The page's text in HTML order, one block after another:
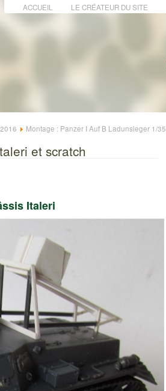
ACCUEIL LE CRÉATEUR DU SITE
Montage : Panzer I Auf B Ladunsleger 1/35
et scratch
Italeri